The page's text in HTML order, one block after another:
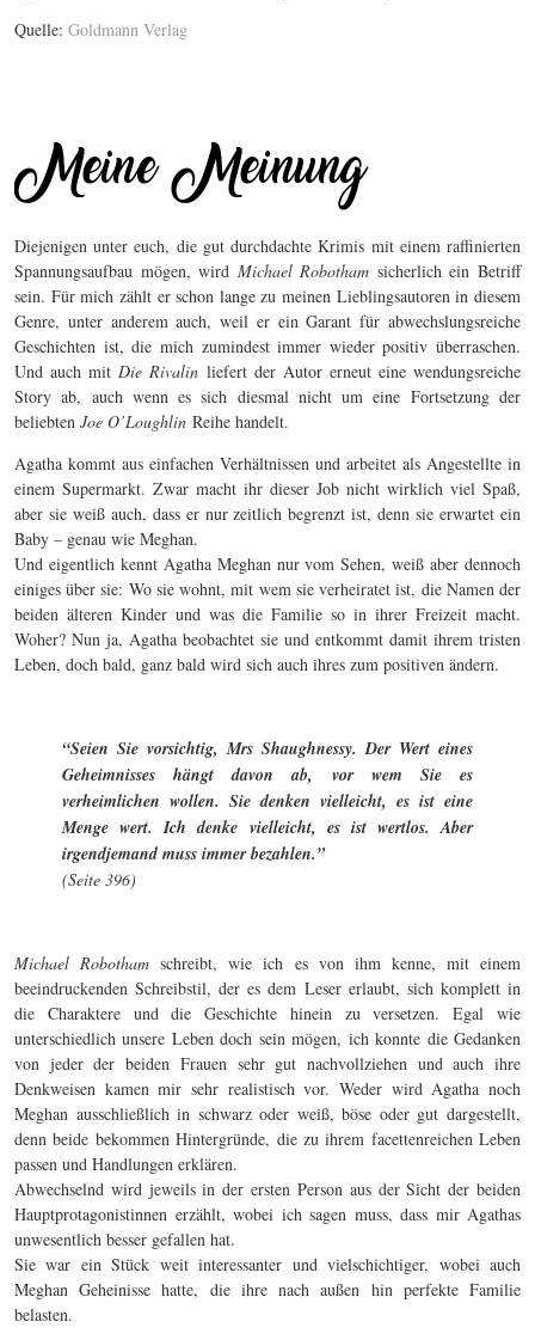
Quelle: Goldmann Verlag
Diejenigen unter euch, die gut durchdachte Krimis mit einem raffinierten
Spannungsaufbau mögen, wird Michael Robotham sicherlich ein Betriff
sein. Für mich zählt er schon lange zu meinen Lieblingsautoren in diesem
Genre, unter anderem auch, weil er ein Garant für abwechslungsreiche
Geschichten ist, die mich zumindest immer wieder positiv überraschen.
Und auch mitDie Rivalin liefert der Autor erneut eine wendungsreiche
Story ab, auch wenn es sich diesmal nicht um eine Fortsetzung der
beliebten Joe O’Loughlin Reihe handelt.
Agatha kommt aus einfachen Verhältnissen und arbeitet als Angestellte in
einem Supermarkt. Zwar macht ihr dieser Job nicht wirklich viel Spaß,
aber sie weiß auch, dass er nur zeitlich begrenzt ist, denn sie erwartet ein
Baby – genau wie Meghan.
Und eigentlich kennt Agatha Meghan nur vom Sehen, weiß aber dennoch
einiges über sie: Wo sie wohnt, mit wem sie verheiratet ist, die Namen der
beiden älteren Kinder und was die Familie so in ihrer Freizeit macht.
Woher? Nun ja, Agatha beobachtet sie und entkommt damit ihrem tristen
Leben, doch bald, ganz bald wird sich auch ihres zum positiven ändern.
“Seien Sie vorsichtig, Mrs Shaughnessy. Der Wert eines
Geheimnisses hängt davon ab, vor wem Sie es
verheimlichen wollen. Sie denken vielleicht, es ist eine
Menge wert. Ich denke vielleicht, es ist wertlos. Aber
irgendjemand muss immer bezahlen.”
(Seite 396)
Michael Robothamschreibt, wie ich es von ihm kenne, mit einem
beeindruckenden Schreibstil, der es dem Leser erlaubt, sich komplett in
die Charaktere und die Geschichte hinein zu versetzen. Egal wie
unterschiedlich unsere Leben doch sein mögen, ich konnte die Gedanken
von jeder der beiden Frauen sehr gut nachvollziehen und auch ihre
Denkweisen kamen mir sehr realistisch vor. Weder wird Agatha noch
Meghan ausschließlich in schwarz oder weiß, böse oder gut dargestellt,
denn beide bekommen Hintergründe, die zu ihrem facettenreichen Leben
passen und Handlungen erklären.
Abwechselnd wird jeweils in der ersten Person aus der Sicht der beiden
Hauptprotagonistinnen erzählt, wobei ich sagen muss, dass mir Agathas
unwesentlich besser gefallen hat.
Sie war ein Stück weit interessanter und vielschichtiger, wobei auch
Meghan Geheinisse hatte, die ihre nach außen hin perfekte Familie
belasten.